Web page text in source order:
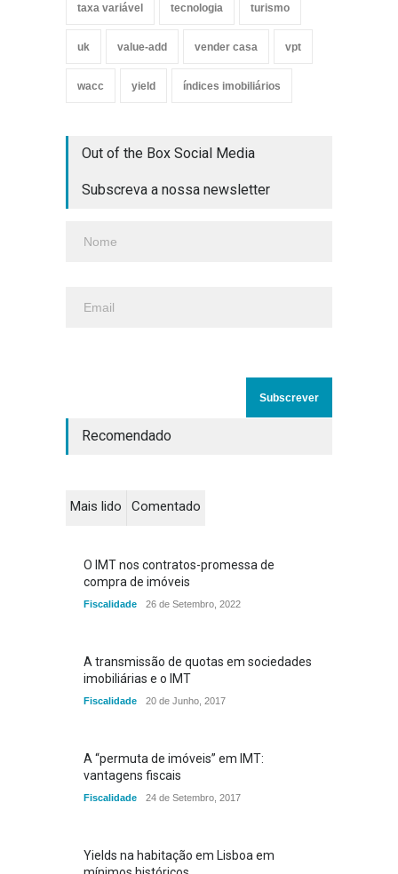
taxa variável tecnologia turismo
uk value-add vender casa vpt
wacc yield índices imobiliários
Out of the Box Social Media
Subscreva a nossa newsletter
Recomendado
Mais lido Comentado
O IMT nos contratos-promessa de
compra de imóveis
Fiscalidade 26 de Setembro, 2022
A transmissão de quotas em sociedades
imobiliárias e o IMT
Fiscalidade 20 de Junho, 2017
A “permuta de imóveis” em IMT:
vantagens fiscais
Fiscalidade 24 de Setembro, 2017
Yields na habitação em Lisboa em